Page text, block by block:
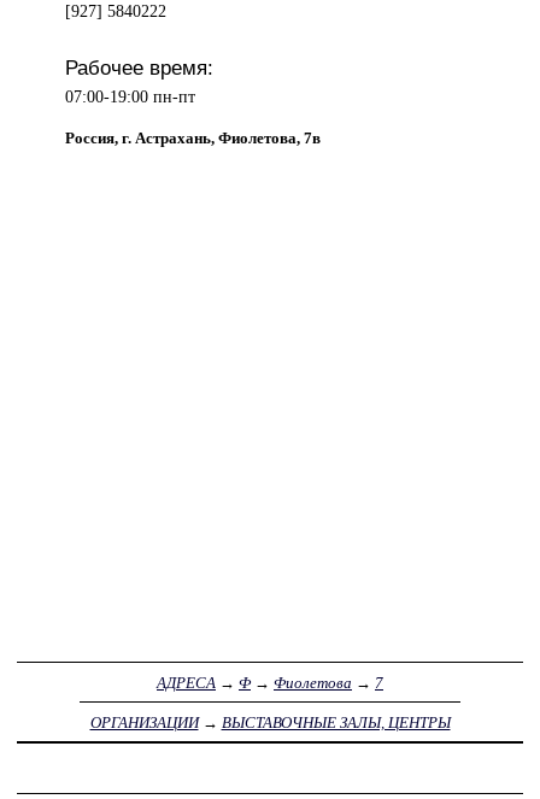
[927] 5840222
Рабочее время:
07:00-19:00 пн-пт
Россия, г. Астрахань, Фиолетова, 7в
АДРЕСА → Ф → Фиолетова → 7
ОРГАНИЗАЦИИ→ ВЫСТАВОЧНЫЕ ЗАЛЫ, ЦЕНТРЫ